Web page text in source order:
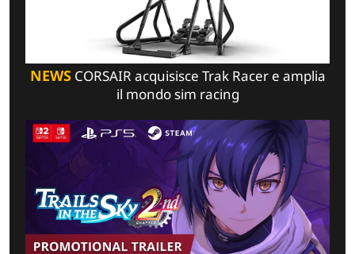
NEWSCORSAIR acquisisce Trak Racer e amplia
il mondo sim racing